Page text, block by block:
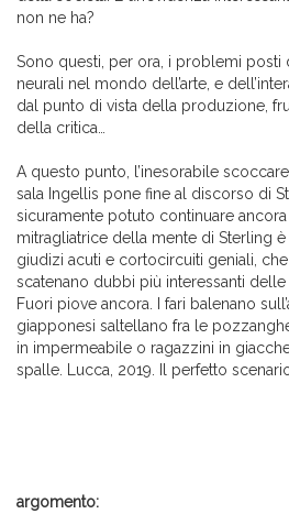
non ne ha?
Sono questi, per ora, i problemi posti
neurali nel mondo dell’arte, e
dal punto di vista della produzione,
della critica…
A questo punto, l’inesorabile
sala Ingellis pone fine al discorso di
sicuramente potuto continuare
mitragliatrice della mente di Sterling
giudizi acuti e cortocircuiti geniali,
scatenano dubbi più interessanti delle
Fuori piove ancora. I fari balenano
giapponesi saltellano fra le
in impermeabile o ragazzini in
spalle. Lucca, 2019. Il perfetto
argomento: